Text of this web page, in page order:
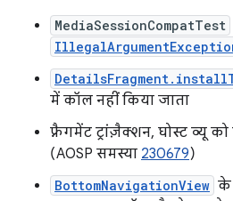
MediaSessionCompatTest
में कॉल नहीं किया जाता
फ़्रैगमेंट ट्रांज़ैक्शन, घोस्ट व्यू
(AOSP समस्या 230679)
BottomNavigationView के